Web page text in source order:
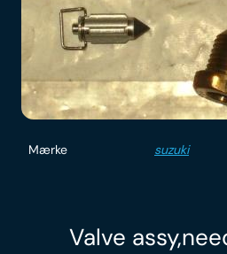
Mærke suzuki
Valve